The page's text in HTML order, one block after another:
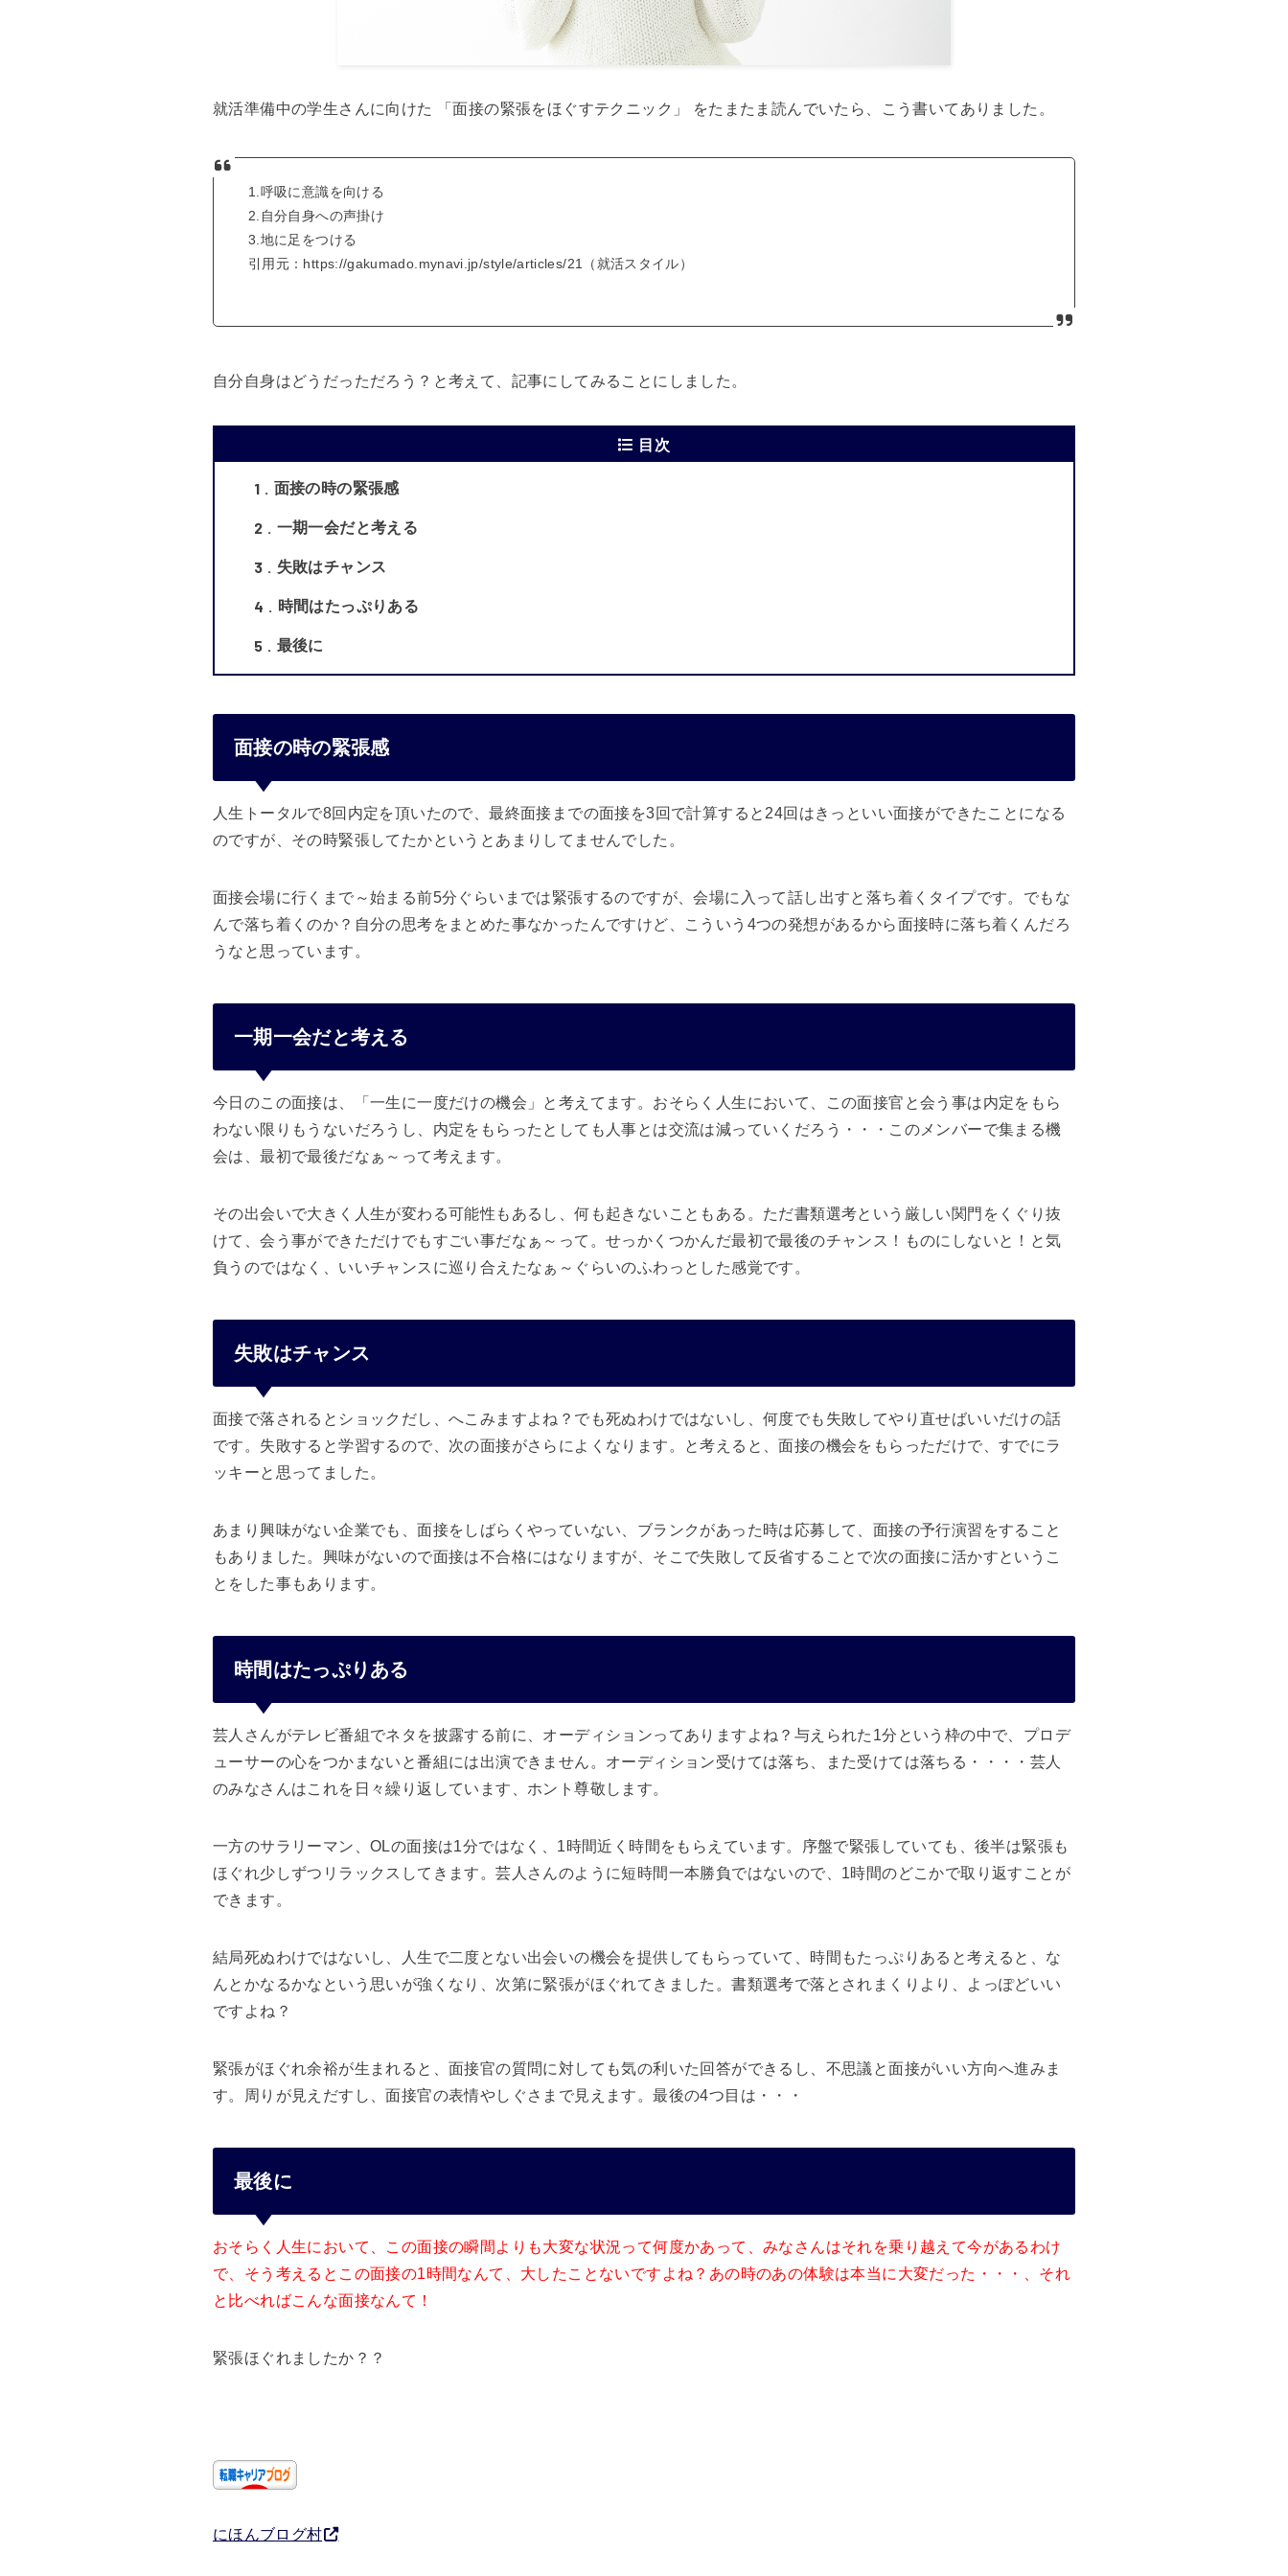
就活準備中の学生さんに向けた 「面接の緊張をほぐすテクニック」 をたまたま読んでいたら、こう書いてありました。
1.呼吸に意識を向ける
2.自分自身への声掛け
3.地に足をつける
引用元：https://gakumado.mynavi.jp/style/articles/21（就活スタイル）
自分自身はどうだっただろう？と考えて、記事にしてみることにしました。
目次
1 面接の時の緊張感
2 一期一会だと考える
3 失敗はチャンス
4 時間はたっぷりある
5 最後に
面接の時の緊張感
人生トータルで8回内定を頂いたので、最終面接までの面接を3回で計算すると24回はきっといい面接ができたことになる
のですが、その時緊張してたかというとあまりしてませんでした。
面接会場に行くまで～始まる前5分ぐらいまでは緊張するのですが、会場に入って話し出すと落ち着くタイプです。でもな
んで落ち着くのか？自分の思考をまとめた事なかったんですけど、こういう4つの発想があるから面接時に落ち着くんだろ
うなと思っています。
一期一会だと考える
今日のこの面接は、「一生に一度だけの機会」と考えてます。おそらく人生において、この面接官と会う事は内定をもら
わない限りもうないだろうし、内定をもらったとしても人事とは交流は減っていくだろう・・・このメンバーで集まる機
会は、最初で最後だなぁ～って考えます。
その出会いで大きく人生が変わる可能性もあるし、何も起きないこともある。ただ書類選考という厳しい関門をくぐり抜
けて、会う事ができただけでもすごい事だなぁ～って。せっかくつかんだ最初で最後のチャンス！ものにしないと！と気
負うのではなく、いいチャンスに巡り合えたなぁ～ぐらいのふわっとした感覚です。
失敗はチャンス
面接で落されるとショックだし、へこみますよね？でも死ぬわけではないし、何度でも失敗してやり直せばいいだけの話
です。失敗すると学習するので、次の面接がさらによくなります。と考えると、面接の機会をもらっただけで、すでにラ
ッキーと思ってました。
あまり興味がない企業でも、面接をしばらくやっていない、ブランクがあった時は応募して、面接の予行演習をすること
もありました。興味がないので面接は不合格にはなりますが、そこで失敗して反省することで次の面接に活かすというこ
とをした事もあります。
時間はたっぷりある
芸人さんがテレビ番組でネタを披露する前に、オーディションってありますよね？与えられた1分という枠の中で、プロデ
ューサーの心をつかまないと番組には出演できません。オーディション受けては落ち、また受けては落ちる・・・・芸人
のみなさんはこれを日々繰り返しています、ホント尊敬します。
一方のサラリーマン、OLの面接は1分ではなく、1時間近く時間をもらえています。序盤で緊張していても、後半は緊張も
ほぐれ少しずつリラックスしてきます。芸人さんのように短時間一本勝負ではないので、1時間のどこかで取り返すことが
できます。
結局死ぬわけではないし、人生で二度とない出会いの機会を提供してもらっていて、時間もたっぷりあると考えると、な
んとかなるかなという思いが強くなり、次第に緊張がほぐれてきました。書類選考で落とされまくりより、よっぽどいい
ですよね？
緊張がほぐれ余裕が生まれると、面接官の質問に対しても気の利いた回答ができるし、不思議と面接がいい方向へ進みま
す。周りが見えだすし、面接官の表情やしぐさまで見えます。最後の4つ目は・・・
最後に
おそらく人生において、この面接の瞬間よりも大変な状況って何度かあって、みなさんはそれを乗り越えて今があるわけ
で、そう考えるとこの面接の1時間なんて、大したことないですよね？あの時のあの体験は本当に大変だった・・・、それ
と比べればこんな面接なんて！
緊張ほぐれましたか？？
にほんブログ村